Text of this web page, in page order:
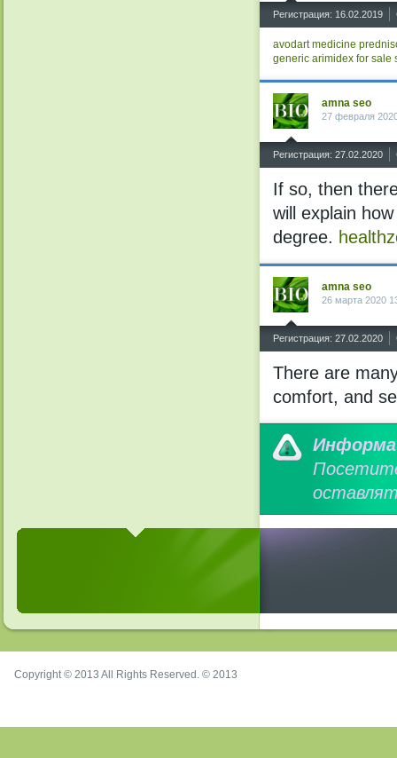
Регистрация: 16.02.2019
avodart medicine
generic arimidex for sale
amna seo
27 февраля
Регистрация: 27.02.2020
If so, then
will explain
degree.
amna seo
26 марта 2020
Регистрация: 27.02.2020
There are
comfort, and
Copyright © 2013 All Rights Reserved. © 2013